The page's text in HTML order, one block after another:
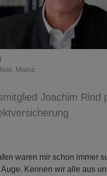
Mainz
Joachim Rind
waren mir schon immer
Kennen wir alle aus